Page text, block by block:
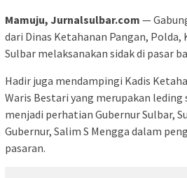
Mamuju, Jurnalsulbar.com —
dari Dinas Ketahanan Pangan, Polda,
Sulbar melaksanakan sidak di pasar
Hadir juga mendampingi Kadis
Waris Bestari yang merupakan
menjadi perhatian Gubernur Sulbar,
Gubernur, Salim S Mengga dalam
pasaran.